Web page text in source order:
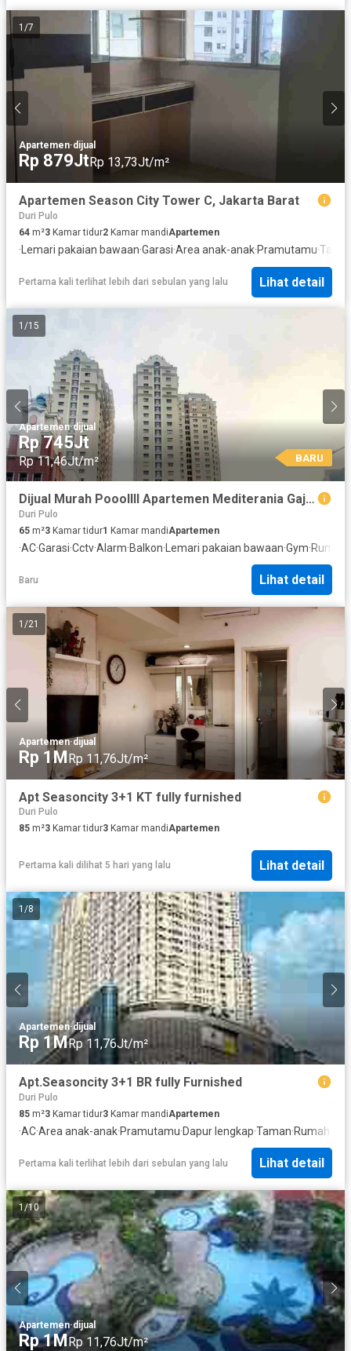
1 /7
Apartemen·dijual
Rp 879JtRp 13,73Jt/m²
Apartemen Season City Tower C, Jakarta Barat
Duri Pulo
64 m²3 Kamar tidur2 Kamar mandiApartemen
· Lemari pakaian bawaan·Garasi·Area anak-anak·Pramutamu·
Pertama kali terlihat lebih dari sebulan yang lalu Lihat detail
1 /15
Apartemen·dijual
Rp 745Jt
Rp 11,46Jt/m² BARU
Dijual Murah Pooollll Apartemen Mediterania Gajah Mada) Jakarta Barat
Duri Pulo
65 m²3 Kamar tidur1 Kamar mandiApartemen
·AC·Garasi·Cctv·Alarm·Balkon· Lemari pakaian bawaan·Gym·Rumah
Baru Lihat detail
1 /21
Apartemen·dijual
Rp 1MRp 11,76Jt/m²
Apt Seasoncity 3+1 KT fully furnished
Duri Pulo
85 m²3 Kamar tidur3 Kamar mandiApartemen
Pertama kali dilihat 5 hari yang lalu Lihat detail
1 /8
Apartemen·dijual
Rp 1MRp 11,76Jt/m²
Apt.Seasoncity 3+1 BR fully Furnished
Duri Pulo
85 m²3 Kamar tidur3 Kamar mandiApartemen
·AC·Area anak-anak·Pramutamu·Dapur lengkap·Taman·Rumah
Pertama kali terlihat lebih dari sebulan yang lalu Lihat detail
1 /10
Apartemen·dijual
Rp 1MRp 11,76Jt/m²